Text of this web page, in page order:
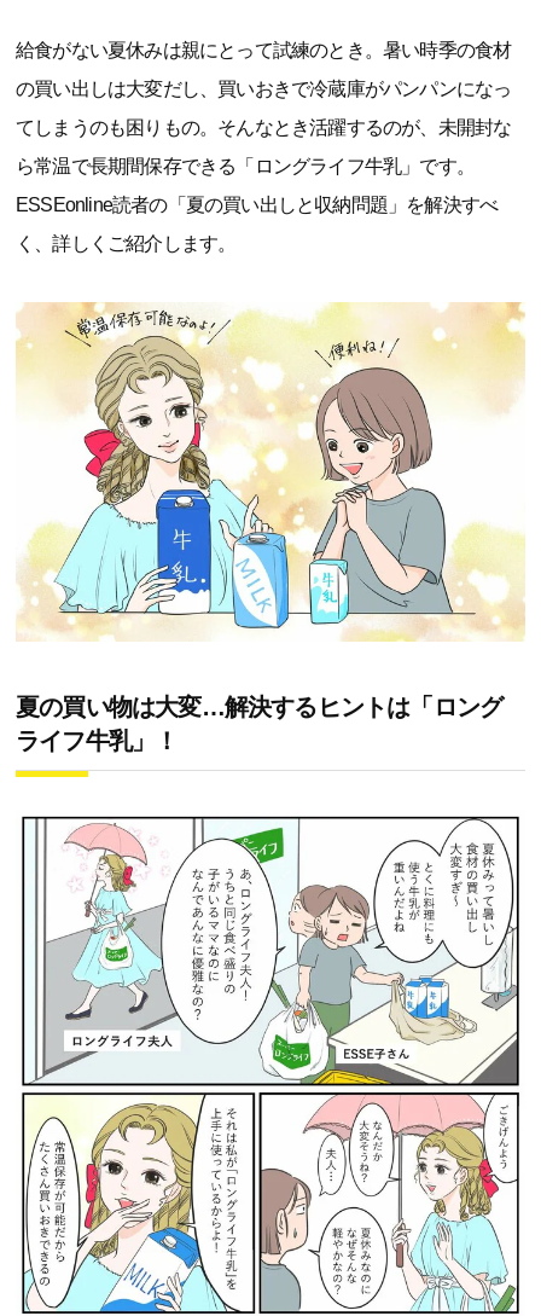
給食がない夏休みは親にとって試練のとき。暑い時季の食材
の買い出しは大変だし、買いおきで冷蔵庫がパンパンになっ
てしまうのも困りもの。そんなとき活躍するのが、未開封な
ら常温で長期間保存できる「ロングライフ牛乳」です。
ESSEonline読者の「夏の買い出しと収納問題」を解決すべ
く、詳しくご紹介します。
夏の買い物は大変…解決するヒントは「ロング
ライフ牛乳」！